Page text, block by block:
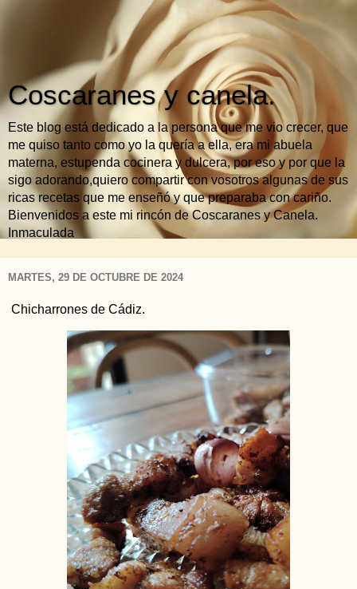
Coscaranes y canela.
Este blog está dedicado a la persona que me vio crecer, que
me quiso tanto como yo la quería a ella, era mi abuela
materna, estupenda cocinera y dulcera, por eso y por que la
sigo adorando,quiero compartir con vosotros algunas de sus
ricas recetas que me enseñó y que preparaba con cariño.
Bienvenidos a este mi rincón de Coscaranes y Canela.
Inmaculada
MARTES, 29 DE OCTUBRE DE 2024
Chicharrones de Cádiz.